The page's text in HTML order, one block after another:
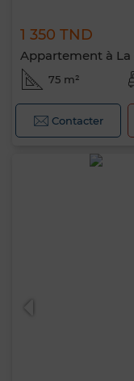
1 350 TND
Appartement à La
75 m²
Contacter